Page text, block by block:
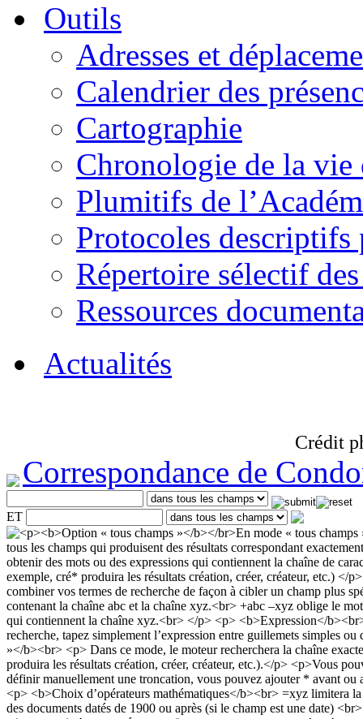
Outils
Adresses et
Calendrier des
Cartographie
Chronologie de la vie
Plumitifs de
Protocoles descriptifs
Répertoire sélectif
Ressources
Actualités
Crédit
Correspondance de
ET